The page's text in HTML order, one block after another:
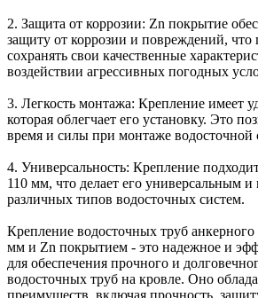
2. Защита от коррозии: Zn покрытие
защиту от коррозии и повреждений, что
сохранять свои качественные
воздействии агрессивных погодных
3. Легкость монтажа: Крепление имеет
которая облегчает его установку. Это
время и силы при монтаже водосточной
4. Универсальность: Крепление
110 мм, что делает его универсальным
различных типов водосточных систем.
Крепление водосточных труб
мм и Zn покрытием - это надежное и
для обеспечения прочного и
водосточных труб на кровле. Оно
преимуществ, включая прочность,